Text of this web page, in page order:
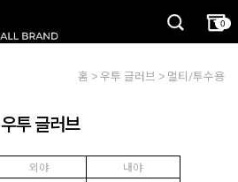
0
홈 우투 글러브 멀티/투수용
우투 글러브
외야
내야